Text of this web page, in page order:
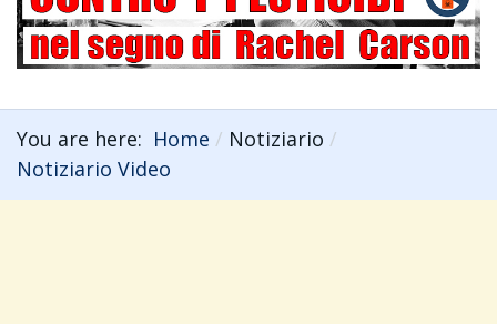
You are here: Home
Notiziario
Notiziario Video